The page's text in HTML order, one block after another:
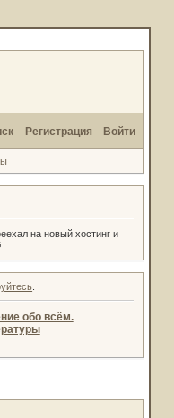
Регистрация Войти
на новый хостинг и
обо всём.